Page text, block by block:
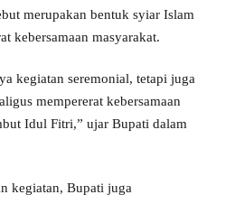
merupakan bentuk syiar Islam
kebersamaan masyarakat.
kegiatan seremonial, tetapi juga
mempererat kebersamaan
Idul Fitri,” ujar Bupati dalam
kegiatan, Bupati juga